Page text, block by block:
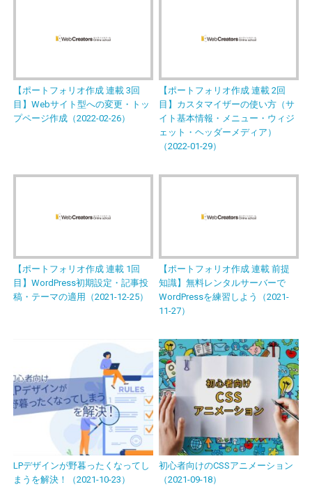
【ポートフォリオ作成 連載 3回
目】Webサイト型への変更・トッ
プページ作成（2022-02-26）
【ポートフォリオ作成 連載 2回
目】カスタマイザーの使い方（サ
イト基本情報・メニュー・ウィジ
ェット・ヘッダーメディア）
（2022-01-29）
【ポートフォリオ作成 連載 1回
目】WordPress初期設定・記事投
稿・テーマの適用（2021-12-25）
【ポートフォリオ作成 連載 前提
知識】無料レンタルサーバーで
WordPressを練習しよう（2021-
11-27）
LPデザインが野暮ったくなってし
まうを解決！（2021-10-23）
初心者向けのCSSアニメーション
（2021-09-18）